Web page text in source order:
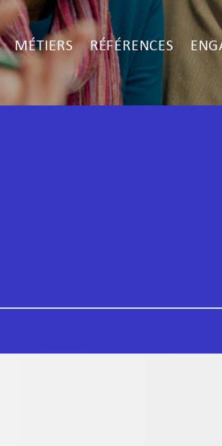
MÉTIERS RÉFÉRENCES